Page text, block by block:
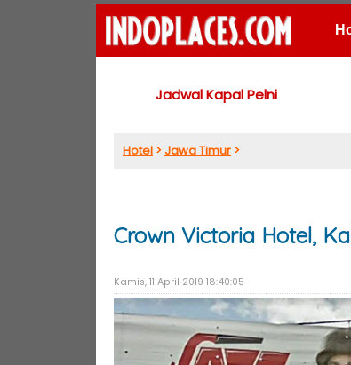
Home
Jadwal Kapal Pelni
Hotel >Jawa Timur >
Crown Victoria Hotel,
Kamis, 11 April 2019 18:40:05